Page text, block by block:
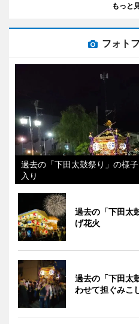
もっと
フォト
過去の「下田太鼓祭り」の様
入り
過去の「下田太
げ花火
過去の「下田太
わせて担ぐみこ